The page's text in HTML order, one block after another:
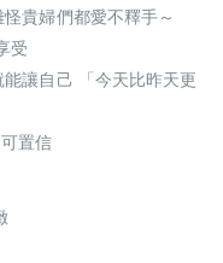
貴婦們都愛不釋手～
受
讓自己 「今天比昨天更
置信